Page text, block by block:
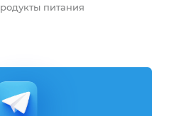
питания